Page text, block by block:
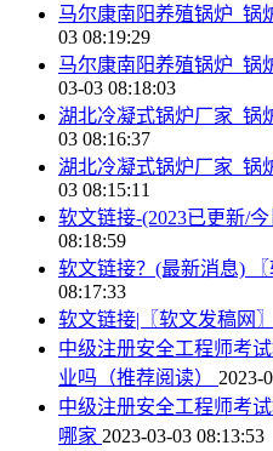
马尔康南阳养殖锅炉_锅
03 08:19:29
马尔康南阳养殖锅炉_锅
03-03 08:18:03
湖北冷凝式锅炉厂家_锅
03 08:16:37
湖北冷凝式锅炉厂家_锅
03 08:15:11
软文链接-(2023已更新/
08:18:59
软文链接？(最新消息) 〖
08:17:33
软文链接|〖软文发稿网
中级注册安全工程师考
业吗（推荐阅读） 2023-
中级注册安全工程师考
哪家 2023-03-03 08:13:53